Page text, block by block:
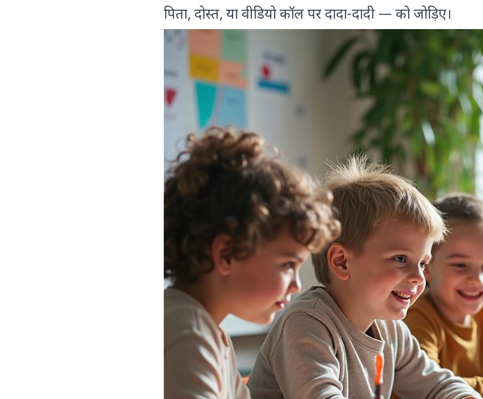
अक्सर पूछे जाने वाले सवाल
अगर मैं खुद डच नहीं बोलता/बोलती, तो अपने बच्चे को डच कैसे सिखाऊँ?
बच्चे को डच सिखाना शुरू करने की सबसे अच्छी उम्र क्या है?
मेरे बच्चे को डच बोलने में कितना समय लगेगा?
क्या मुझे अपने बच्चे की डच गलतियाँ सुधारनी चाहिए?
मेरा बच्चा एक ही वाक्य में डच और मेरी मातृभाषा मिला रहा है। क्या मुझे चिंता
क्या हमें CITO Toets / Eindtoets की चिंता करनी चाहिए?
क्या छोटे बच्चे के लिए डच सीखना मुश्किल है?
पिता, दोस्त, या वीडियो कॉल पर दादा-दादी — को जोड़िए।